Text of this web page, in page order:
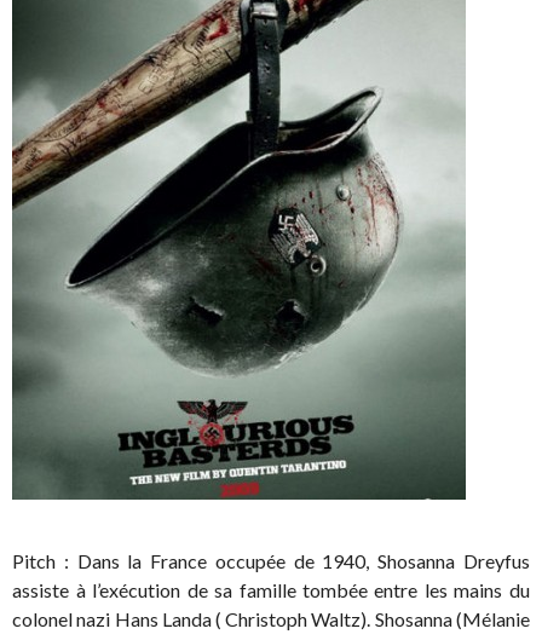
Pitch : Dans la France occupée de 1940, Shosanna Dreyfus
assiste à l’exécution de sa famille tombée entre les mains du
colonel nazi Hans Landa ( Christoph Waltz). Shosanna (Mélanie